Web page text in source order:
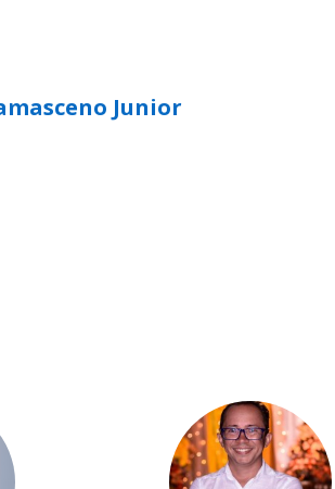
Junior